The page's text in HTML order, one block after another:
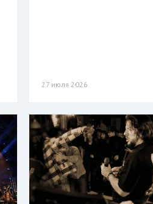
27 июля 2026